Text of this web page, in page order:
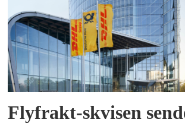
Flyfrakt-skvisen